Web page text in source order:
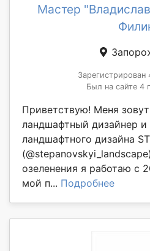
Мастер
Зарегистрирован
Был на сайте 4
Приветствую! Меня
ландшафтный дизайнер и
ландшафтного дизайна
озеленения я работаю с
мой п... Подробнее